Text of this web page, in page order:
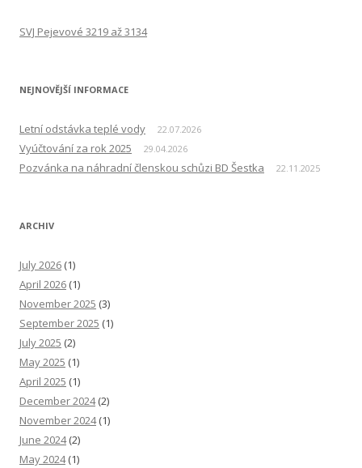
SVJ Pejevové 3219 až 3134
NEJNOVĚJŠÍ INFORMACE
Letní odstávka teplé vody 22.07.2026
Vyúčtování za rok 2025 29.04.2026
Pozvánka na náhradní členskou schůzi BD Šestka 22.11.2025
ARCHIV
July 2026 (1)
April 2026 (1)
November 2025 (3)
September 2025 (1)
July 2025 (2)
May 2025 (1)
April 2025 (1)
December 2024(2)
November 2024(1)
June 2024(2)
May 2024(1)